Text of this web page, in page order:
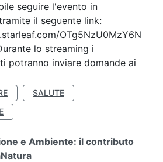
seguire l'evento in
il seguente link:
OTg5NzU0MzY6N
lo streaming i
potranno inviare domande ai
SALUTE
e Ambiente: il contributo